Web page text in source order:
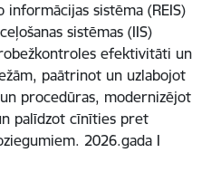
sistēma (REIS)
sistēmas (IIS)
efektivitāti un
paātrinot un uzlabojot
procedūras, modernizējot
palīdzot cīnīties pret
2026.gada I